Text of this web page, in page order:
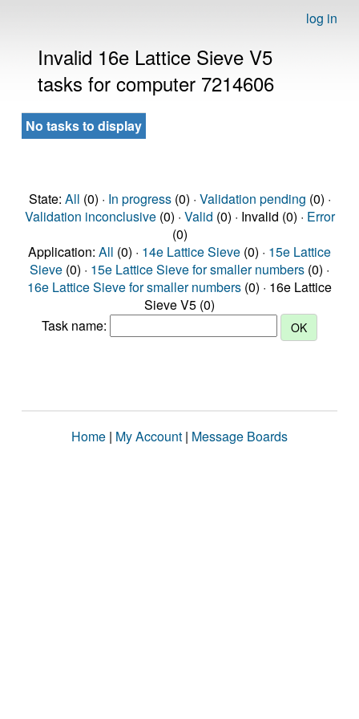
log in
Invalid 16e Lattice Sieve V5
tasks for computer 7214606
No tasks to display
State: All (0) · In progress(0) · Validation pending (0) ·
Validation inconclusive(0) · Valid (0) · Invalid (0) · Error
(0)
Application: All (0) · 14e Lattice Sieve (0) · 15e Lattice
Sieve (0) · 15e Lattice Sieve for smaller numbers (0) ·
16e Lattice Sieve for smaller numbers (0) · 16e Lattice
Sieve V5 (0)
Task name:
Home | My Account | Message Boards